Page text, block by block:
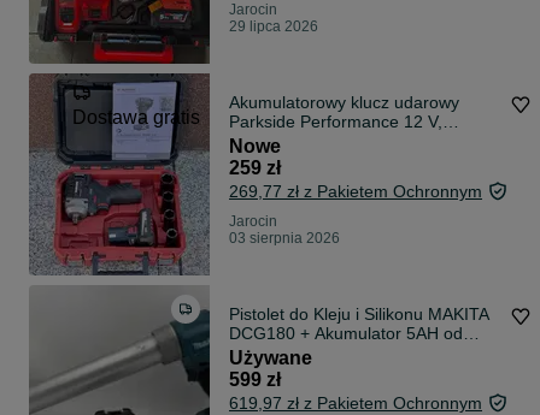
Jarocin
29 lipca 2026
Dostawa gratis
Akumulatorowy klucz udarowy
Parkside Performance 12 V,
PPDSSA 12 A1 + Aku 5.0Ah
Nowe
259 zł
269,77 zł z Pakietem Ochronnym
Jarocin
03 sierpnia 2026
Pistolet do Kleju i Silikonu MAKITA
DCG180 + Akumulator 5AH od
Loombard Jarocin
Używane
599 zł
619,97 zł z Pakietem Ochronnym